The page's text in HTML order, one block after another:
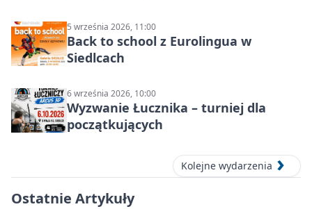
5 września 2026, 11:00
Back to school z Eurolingua w
Siedlcach
6 września 2026, 10:00
Wyzwanie Łucznika – turniej dla
początkujących
Kolejne wydarzenia
Ostatnie Artykuły